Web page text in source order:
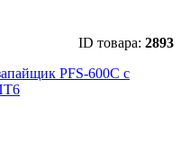
ID товара: 2893